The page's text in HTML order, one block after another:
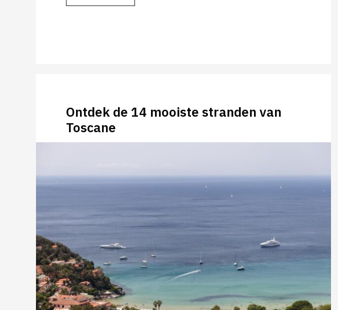
Ontdek de 14 mooiste stranden van
Toscane